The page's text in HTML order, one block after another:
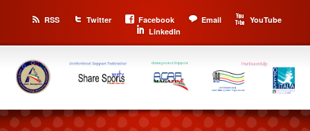
RSS Twitter Facebook Email
YouTube
LinkedIn